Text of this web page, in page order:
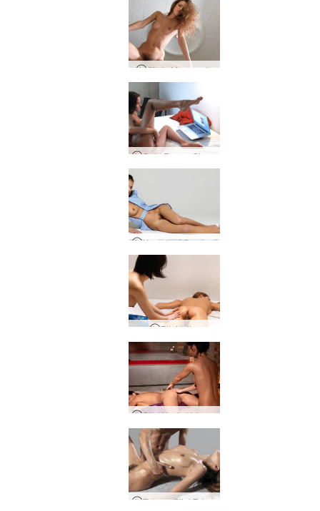
Silvie Menggoda
Kompilasi Sensasional Silvie
Pijat Intim
Pijat Yoni - Volume 1
Tukang Pijat Telanjang